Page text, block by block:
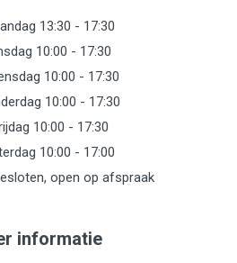
13:30 - 17:30
10:00 - 17:30
10:00 - 17:30
10:00 - 17:30
10:00 - 17:30
10:00 - 17:00
open op afspraak
informatie